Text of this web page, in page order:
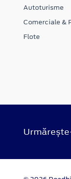
Autoturisme
Comerciale &
Flote